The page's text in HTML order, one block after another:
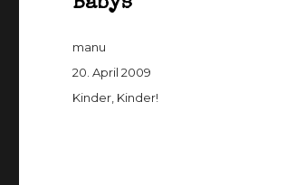
Autor
manu
Veröffentlicht
am
20. April 2009
Kategorien
Kinder, Kinder!